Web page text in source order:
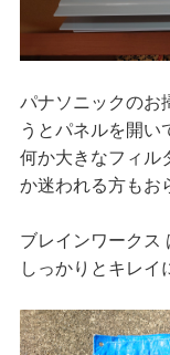
パナソニックの
うとパネルを開い
何か大きなフィル
か迷われる方もお
ブレインワークス
しっかりとキレイ